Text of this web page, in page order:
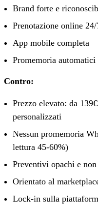
Brand forte e
Prenotazione online 24/
App mobile completa
Promemoria
Contro:
Prezzo elevato: da
personalizzati
Nessun promemoria
lettura 45-60%)
Preventivi opachi e
Orientato al
Lock-in sulla